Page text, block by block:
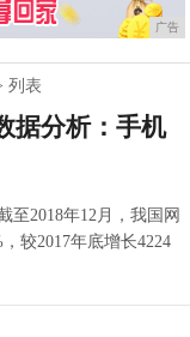
广告
列表
据分析：手机
至2018年12月，我国网
较2017年底增长4224